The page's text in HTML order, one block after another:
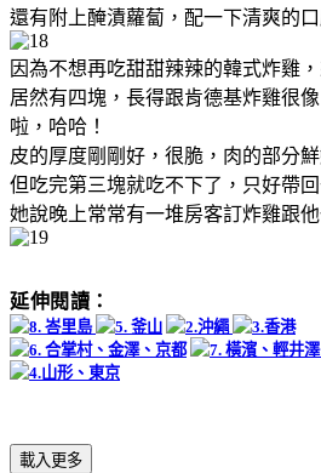
還有附上醃漬蘿蔔，配一下清爽的
因為不想再吃甜甜辣辣的韓式炸雞
居然有四塊，長得跟肯德基炸雞很
啦，哈哈！
皮的厚度剛剛好，很脆，肉的部分
但吃完第三塊就吃不下了，只好帶
她說晚上常常有一堆房客訂炸雞跟
延伸閱讀：
載入更多